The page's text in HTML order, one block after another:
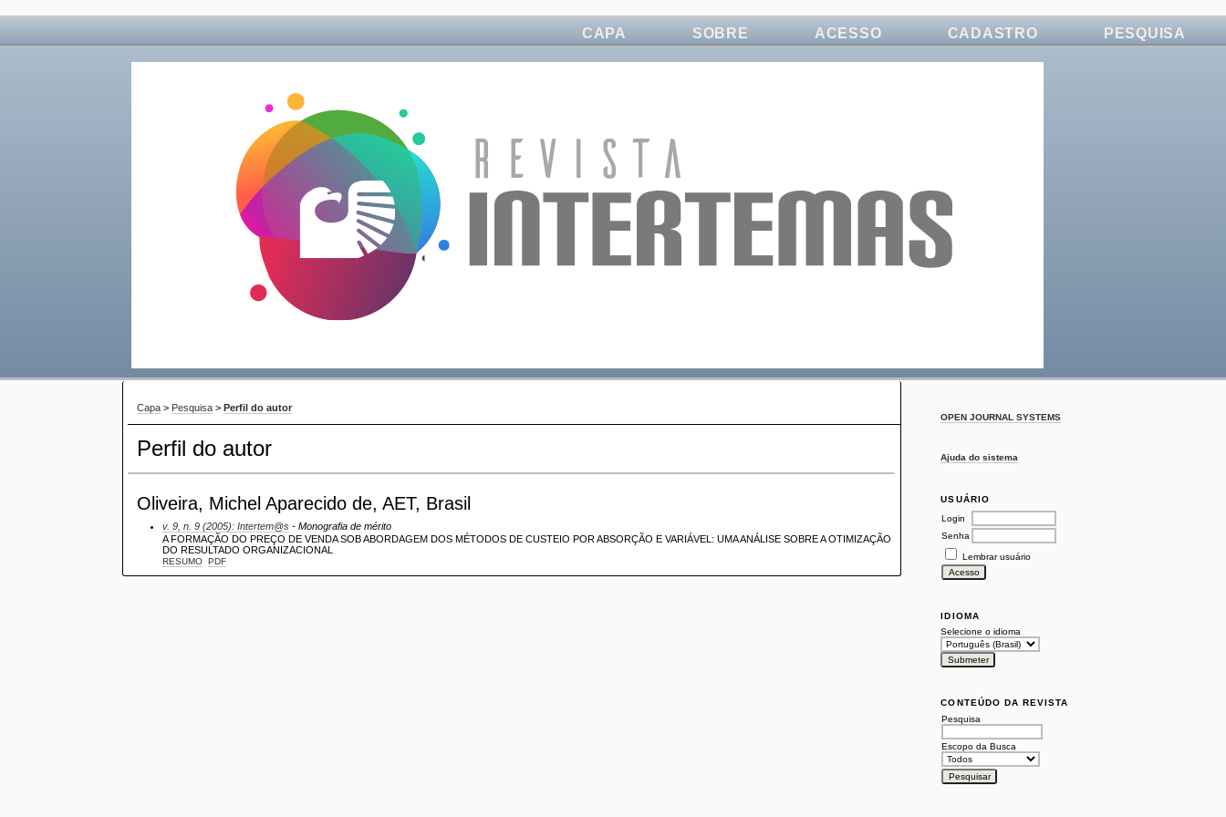
OPEN JOURNAL SYSTEMS
Ajuda do sistema
USUÁRIO
Login
Senha
Lembrar usuário
IDIOMA
Selecione o idioma
CONTEÚDO DA REVISTA
Pesquisa
Escopo da Busca
CAPA SOBRE ACESSO CADASTRO PESQUISA
Capa > Pesquisa >Perfil do autor
Perfil do autor
Oliveira, Michel Aparecido de, AET, Brasil
v. 9, n. 9 (2005): Intertem@s - Monografia de mérito
A FORMAÇÃO DO PREÇO DE VENDA SOB ABORDAGEM DOS MÉTODOS DE CUSTEIO POR ABSORÇÃO E VARIÁVEL: UMA ANÁLISE SOBRE A OTIMIZAÇÃO
DO RESULTADO ORGANIZACIONAL
RESUMO PDF